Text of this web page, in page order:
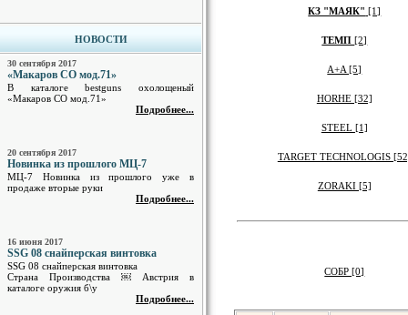
НОВОСТИ
30 сентября 2017
«Макаров СО мод.71»
В каталоге bestguns охолощеный
«Макаров СО мод.71»
Подробнее...
20 сентября 2017
Новинка из прошлого МЦ-7
МЦ-7 Новинка из прошлого уже в
продаже вторые руки
Подробнее...
16 июня 2017
SSG 08 снайперская винтовка
SSG 08 снайперская винтовка
Страна Производства ￼ Австрия в
каталоге оружия б\у
Подробнее...
КЗ "МАЯК" [1]
ТЕМП[2]
A+A [5]
HORHE [32]
STEEL [1]
TARGET TECHNOLOGIS
ZORAKI [5]
СОБР [0]